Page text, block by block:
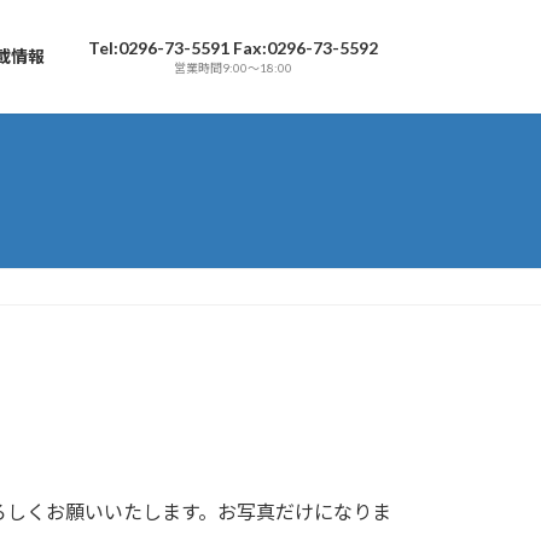
情報 Tel:0296-73-5591 Fax:0296-73-5592
営業時間9:00～18:00
くお願いいたします。お写真だけになりま